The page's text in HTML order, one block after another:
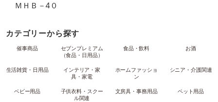
ＭＨＢ－4０
カテゴリーから探す
催事商品
セブンプレミアム
（食品・日用品）
食品・飲料 お酒
生活雑貨・日用品
インテリア・家
具・家電
ホームファッショ
ン
シニア・介護関連
ベビー用品
子供衣料・スクー
ル関連
文房具・事務用品 ペット用品